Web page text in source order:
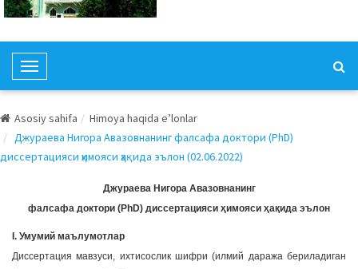
T
o
g
l
e
a
i
g
Asosiy sahifa
Himoya haqida e’lonlar
Джураева Нигора Авазовнанинг фалсафа доктори (PhD)
диссертацияси ҳимояси ҳақида эълон (02.06.2022)
Джураева Нигора Авазовнанинг
фалсафа доктори (PhD) диссертацияси ҳимояси ҳақида эълон
I. Умумий маълумотлар
Диссертация мавзуси, ихтисослик шифри (илмий даража бериладиган